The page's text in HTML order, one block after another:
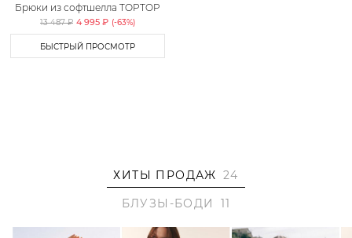
Брюки из софтшелла TOPTOP
13 487 ₽ 4 995 ₽ (-63%)
БЫСТРЫЙ ПРОСМОТР
ХИТЫ ПРОДАЖ 24
БЛУЗЫ-БОДИ
11